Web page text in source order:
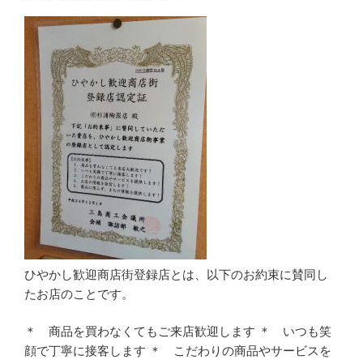
ひやかし歓迎商店街登録店とは、以下のお約束に賛同し
たお店のことです。
＊ 商品を買わなくてもご来店歓迎します ＊ いつも笑
顔で丁寧に接客します ＊ こだわりの商品やサービスを